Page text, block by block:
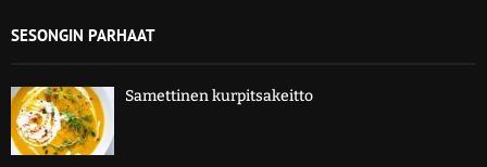
SESONGIN PARHAAT
Samettinen kurpitsakeitto